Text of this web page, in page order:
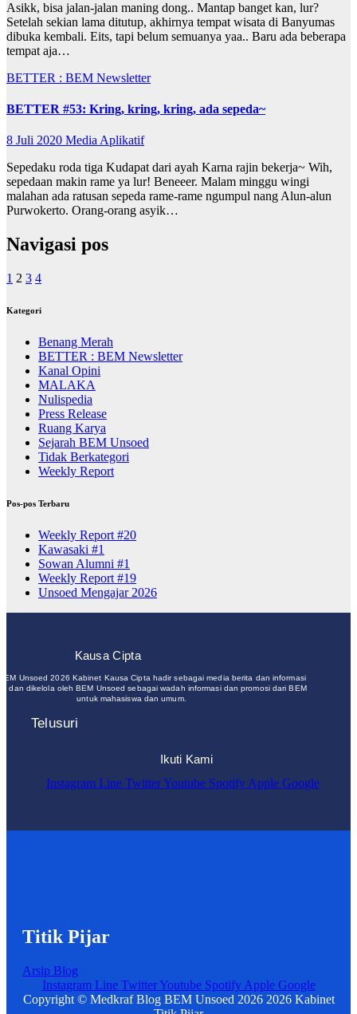
Asikk, bisa jalan-jalan maning dong.. Mantap banget kan, lur?
Setelah sekian lama ditutup, akhirnya tempat wisata di Banyumas
dibuka kembali. Eits, tapi belum semuanya yaa.. Baru ada beberapa
tempat aja…
BETTER : BEM Newsletter
BETTER #53: Kring, kring, kring, ada sepeda~
8 Juli 2020 Media Aplikatif
Sepedaku roda tiga Kudapat dari ayah Karna rajin bekerja~ Wih,
sepedaan makin rame ya lur! Beneeer. Malam minggu wingi
malahan ada ratusan sepeda rame-rame ngumpul nang Alun-alun
Purwokerto. Orang-orang asyik…
Navigasi pos
1 2 3 4
Kategori
Benang Merah
BETTER : BEM Newsletter
Kanal Opini
MALAKA
Nulispedia
Press Release
Ruang Karya
Sejarah BEM Unsoed
Tidak Berkategori
Weekly Report
Pos-pos Terbaru
Weekly Report #20
Kawasaki #1
Sowan Alumni #1
Weekly Report #19
Unsoed Mengajar 2026
Kausa Cipta
Unsoed 2026 Kabinet Kausa Cipta hadir sebagai media berita dan informasi
dan dikelola oleh BEM Unsoed sebagai wadah informasi dan promosi dari BEM
untuk mahasiswa dan umum.
Telusuri
Ikuti Kami
Instagram Line Twitter Youtube Spotify Apple Google
Titik Pijar
Arsip Blog
Instagram Line Twitter Youtube Spotify Apple Google
Copyright © Medkraf Blog BEM Unsoed 2026 2026 Kabinet